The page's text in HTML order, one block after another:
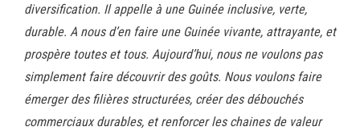
diversification. Il appelle à une Guinée inclusive, verte,
durable. A nous d’en faire une Guinée vivante, attrayante, et
prospère toutes et tous. Aujourd’hui, nous ne voulons pas
simplement faire découvrir des goûts. Nous voulons faire
émerger des filières structurées, créer des débouchés
commerciaux durables, et renforcer les chaines de valeur